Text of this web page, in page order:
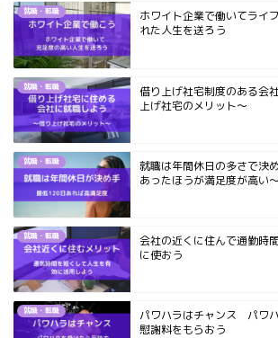
就職・転職
ホワイト企業で働いてライ
れた人生を送ろう
就職・転職
借り上げ社宅制度のある会
上げ社宅のメリット～
就職・転職
就職は年間休日の多さで決
あったほうが満足度が高い～
就職・転職
会社の近くに住んで通勤時
に使おう
就職・転職
パワハラはチャンス パワ
慰謝料をもらおう